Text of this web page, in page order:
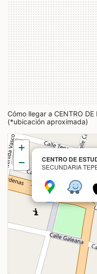
Cómo llegar a CENTRO DE
(*ubicación aproximada)
CENTRO DE
SECUNDARIA
+
−